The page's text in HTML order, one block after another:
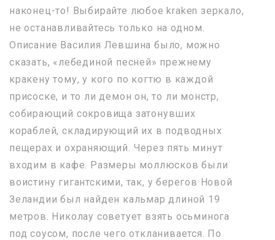
наконец-то! Выбирайте любое kraken зеркало,
не останавливайтесь только на одном.
Описание Василия Левшина было, можно
сказать, «лебединой песней» прежнему
кракену тому, у кого по когтю в каждой
присоске, и то ли демон он, то ли монстр,
собирающий сокровища затонувших
кораблей, складирующий их в подводных
пещерах и охраняющий. Через пять минут
входим в кафе. Размеры моллюсков были
воистину гигантскими, так, у берегов Новой
Зеландии был найден кальмар длиной 19
метров. Николау советует взять осьминога
под соусом, после чего откланивается. По